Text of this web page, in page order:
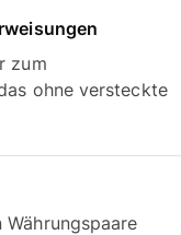
zum
ohne versteckte